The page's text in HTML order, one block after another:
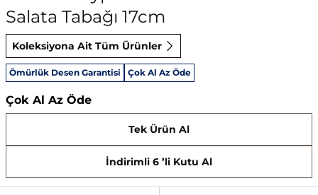
Salata Tabağı 17cm
Koleksiyona Ait Tüm Ürünler
Ömürlük Desen Garantisi Çok Al Az Öde
Çok Al Az Öde
Tek Ürün Al
İndirimli 6 ’li Kutu Al